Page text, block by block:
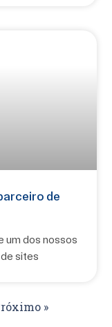
de
um dos nossos
sites
»